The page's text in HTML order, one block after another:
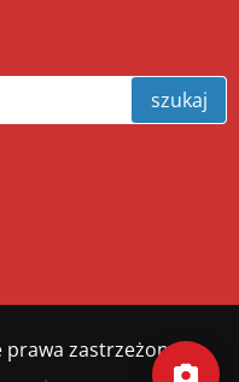
szukaj
prawa zastrzeżone.